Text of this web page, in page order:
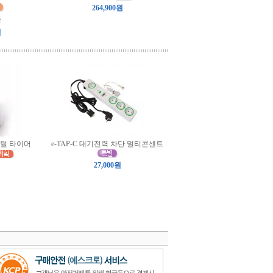
264,900원
타이머 e-TAP-C 대기전력 차단 멀티콘센트
27,000원